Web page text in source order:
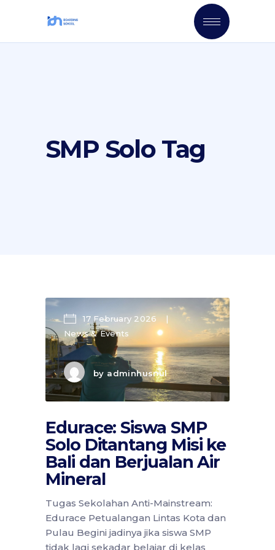
SMP Solo Tag
17 February 2026
News & Events
by adminhusnul
Edurace: Siswa SMP
Solo Ditantang Misi ke
Bali dan Berjualan Air
Mineral
Tugas Sekolahan Anti-Mainstream:
Edurace Petualangan Lintas Kota dan
Pulau Begini jadinya jika siswa SMP
tidak lagi sekadar belajar di kelas